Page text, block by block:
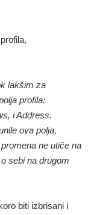
lakšim za
profila:
i Address.
ova polja,
ne utiče na
sebi na drugom
biti izbrisani i